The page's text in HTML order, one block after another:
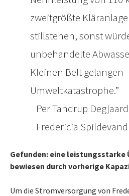
zweitgrößte
stillstehen, sonst
unbehandelte
Kleinen Belt gelangen
Umweltkatastrophe.
Per Tandrup
Fredericia
Gefunden: eine leistungsstarke
bewiesen durch vorherige
Um die Stromversorgung von